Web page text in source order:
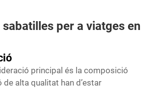
per a viatges en
principal és la composició
alta qualitat han d’estar